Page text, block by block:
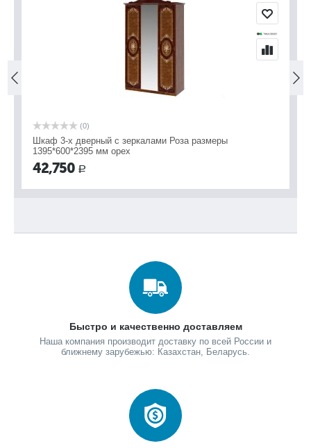
(0)
Шкаф 3-х дверный с зеркалами Роза размеры
1395*600*2395 мм орех
42,750 Р
Быстро и качественно доставляем
Наша компания производит доставку по всей России и
ближнему зарубежью: Казахстан, Беларусь.